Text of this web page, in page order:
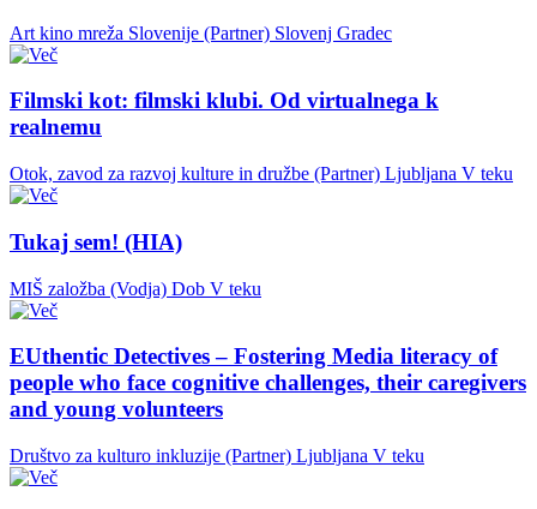
Art kino mreža Slovenije (Partner) Slovenj Gradec
Filmski kot: filmski klubi. Od virtualnega k
realnemu
Otok, zavod za razvoj kulture in družbe (Partner) Ljubljana V teku
Tukaj sem! (HIA)
MIŠ založba (Vodja) Dob V teku
EUthentic Detectives – Fostering Media literacy of
people who face cognitive challenges, their caregivers
and young volunteers
Društvo za kulturo inkluzije (Partner) Ljubljana V teku